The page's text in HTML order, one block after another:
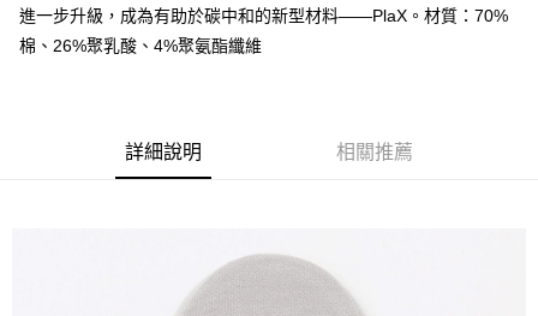
進一步升級，成為有助於碳中和的新型材料——PlaX。材質：70%
棉、26%聚乳酸、4%聚氨酯纖維
詳細說明 相關推薦